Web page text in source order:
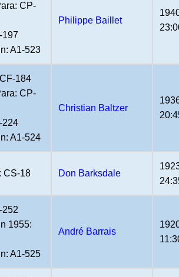
CP-
197
A1-523
Philippe Baillet
184
CP-
224
A1-524
Christian Baltzer
CS-18 Don Barksdale
252
1955:
A1-525
André Barrais